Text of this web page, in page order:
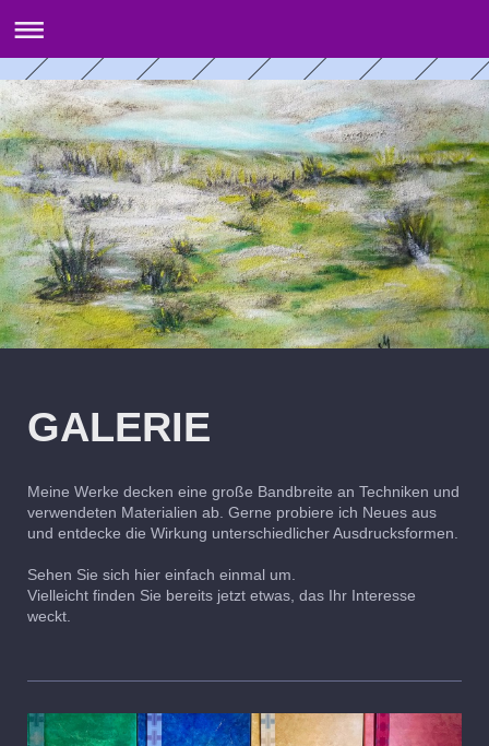
GALERIE
Meine Werke decken eine große Bandbreite an Techniken und
verwendeten Materialien ab. Gerne probiere ich Neues aus
und entdecke die Wirkung unterschiedlicher Ausdrucksformen.
Sehen Sie sich hier einfach einmal um.
Vielleicht finden Sie bereits jetzt etwas, das Ihr Interesse
weckt.